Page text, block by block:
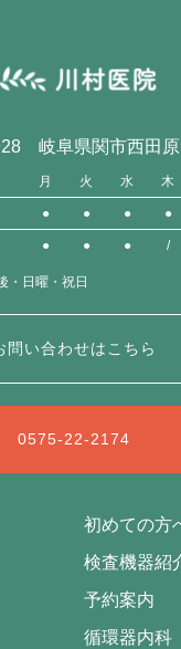
岐阜県関市西田
月 火 水 木
● ● ● ●
● ● ● /
・日曜・祝日
問い合わせはこちら
0575-22-2174
初めての方
検査機器紹
予約案内
循環器内科